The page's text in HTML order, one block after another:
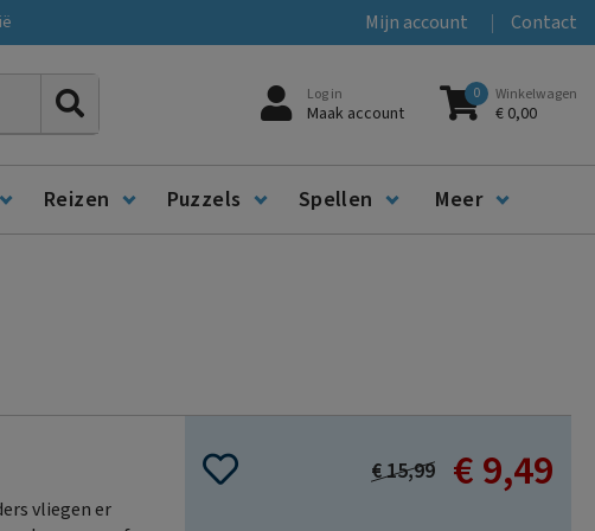
Mijn account Contact
Log in
Maak account
0 Winkelwagen
€ 0,00
Reizen Puzzels Spellen Meer
vliegen er
Special
€ 9,49
€ 15,99